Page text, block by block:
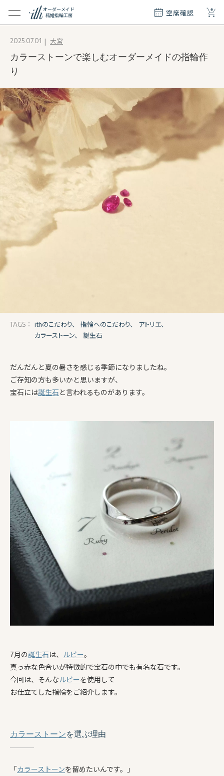
オーダーメイド
結婚指輪工房
空席確認 +
メイド
リー
問
2025.07.01 大宮
カラーストーンで楽しむオーダーメイドの指輪作
り
TAGS： ithのこだわり、 指輪へのこだわり、
アトリエ、
カラーストーン、
誕生石
だんだんと夏の暑さを感じる季節になりましたね。
ご存知の方も多いかと思いますが、
宝石には誕生石と言われるものがあります。
7月の誕生石は、 ルビー。
真っ赤な色合いが特徴的で宝石の中でも有名な石です。
今回は、そんなルビーを使用して
お仕立てした指輪をご紹介します。
カラーストーンを選ぶ理由
「カラーストーンを留めたいんです。」